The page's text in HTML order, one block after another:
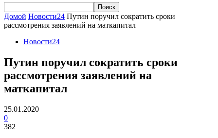
Домой Новости24 Путин поручил сократить сроки
рассмотрения заявлений на маткапитал
Новости24
Путин поручил сократить сроки
рассмотрения заявлений на
маткапитал
25.01.2020
0
382